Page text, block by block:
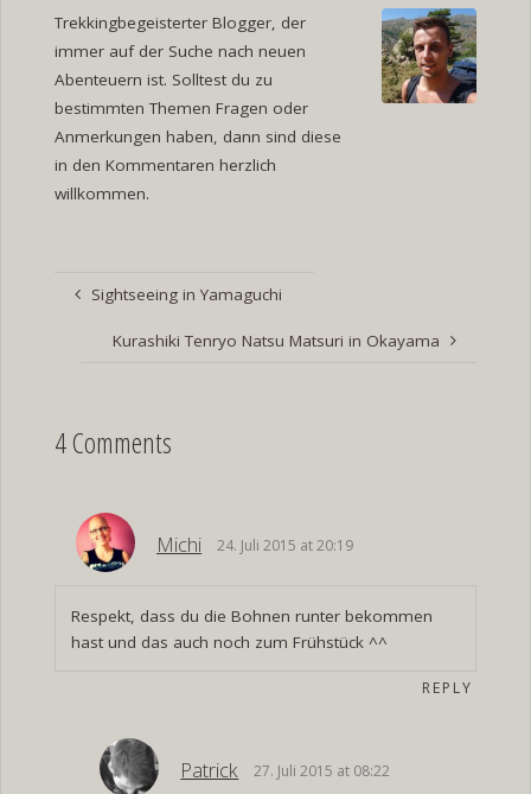
Trekkingbegeisterter Blogger, der
immer auf der Suche nach neuen
Abenteuern ist. Solltest du zu
bestimmten Themen Fragen oder
Anmerkungen haben, dann sind diese
in den Kommentaren herzlich
willkommen.
Sightseeing in Yamaguchi
Kurashiki Tenryo Natsu Matsuri in Okayama
4 Comments
Michi 24. Juli 2015 at 20:19
Respekt, dass du die Bohnen runter bekommen
hast und das auch noch zum Frühstück ^^
REPLY
Patrick 27. Juli 2015 at 08:22